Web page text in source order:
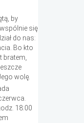
by
się
do nas:
Bo kto
bratem,
wolę.
18:00